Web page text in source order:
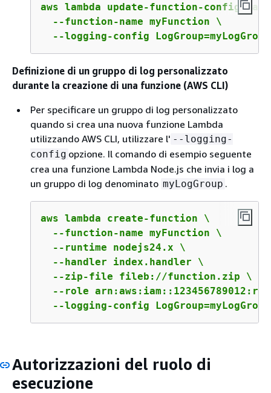
aws lambda update-function-
  --function-name myFunction \
  --logging-config LogGroup=myLogGroup
Definizione di un gruppo di log personalizzato
durante la creazione di una funzione (AWS CLI)
Per specificare un gruppo di log personalizzato
quando si crea una nuova funzione Lambda
utilizzando AWS CLI, utilizzare l' --logging-
config opzione. Il comando di esempio seguente
crea una funzione Lambda Node.js che invia i log a
un gruppo di log denominato myLogGroup .
aws lambda create-function \
  --function-name myFunction \
  --runtime nodejs24.x \
  --handler index.handler \
  --zip-file fileb://function.zip \
--role
  --logging-config LogGroup=myLogGroup
Autorizzazioni del ruolo di
esecuzione